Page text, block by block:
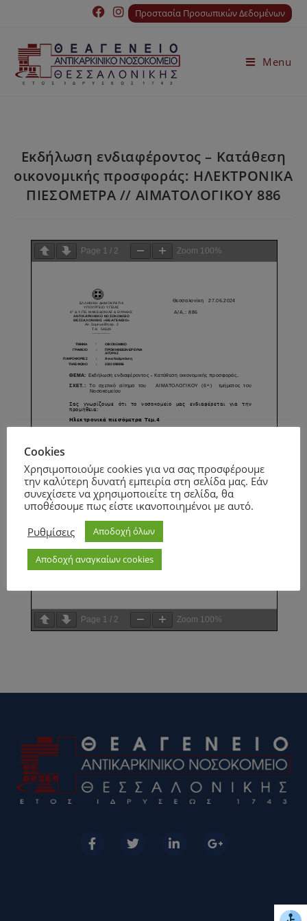
Προστασία Προσωπικών Δεδομένων
Menu
Εκδήλωση ενδιαφέροντος – Κατάθεση
οικονομικής προσφοράς: ΗΛΕΚΤΡΟΝΙΚΑ
ΠΙΕΣΟΜΕΤΡΑ // ΑΙΜΑΤΟΛΟΓΙΚΟΥ 886
Page 1 / 2 Zoom 100%
Page 1 / 2 Zoom 100%
Cookies
Χρησιμοποιούμε cookies για να σας προσφέρουμε
την καλύτερη δυνατή εμπειρία στη σελίδα μας. Εάν
συνεχίσετε να χρησιμοποιείτε τη σελίδα, θα
υποθέσουμε πως είστε ικανοποιημένοι με αυτό.
Ρυθμίσεις
Αποδοχή όλων
Αποδοχή αναγκαίων cookies